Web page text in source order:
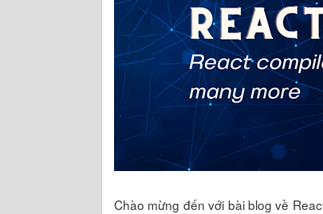
Chào mừng đến với bài blog về